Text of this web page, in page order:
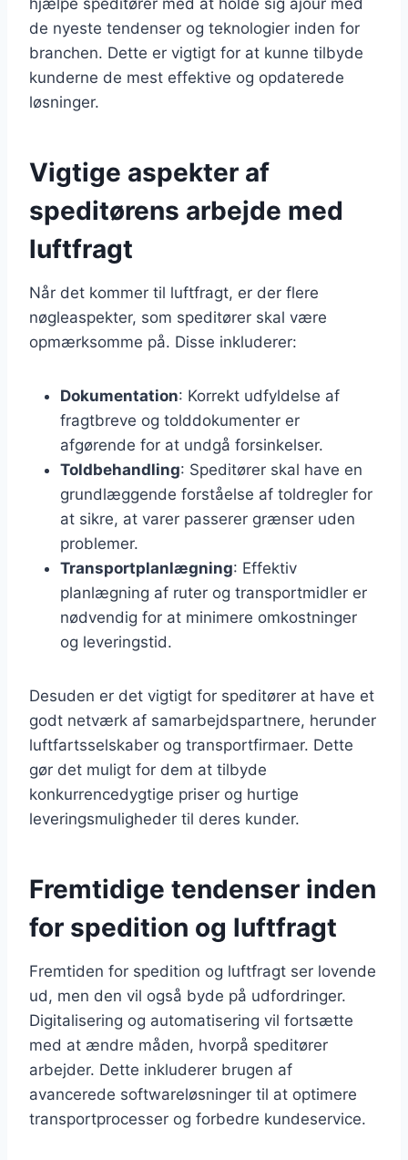
de nyeste tendenser og teknologier inden for
branchen. Dette er vigtigt for at kunne tilbyde
kunderne de mest effektive og opdaterede
løsninger.
Vigtige aspekter af
speditørens arbejde med
luftfragt
Når det kommer til luftfragt, er der flere
nøgleaspekter, som speditører skal være
opmærksomme på. Disse inkluderer:
Dokumentation: Korrekt udfyldelse af
fragtbreve og tolddokumenter er
afgørende for at undgå forsinkelser.
Toldbehandling: Speditører skal have en
grundlæggende forståelse af toldregler for
at sikre, at varer passerer grænser uden
problemer.
Transportplanlægning: Effektiv
planlægning af ruter og transportmidler er
nødvendig for at minimere omkostninger
og leveringstid.
Desuden er det vigtigt for speditører at have et
godt netværk af samarbejdspartnere, herunder
luftfartsselskaber og transportfirmaer. Dette
gør det muligt for dem at tilbyde
konkurrencedygtige priser og hurtige
leveringsmuligheder til deres kunder.
Fremtidige tendenser inden
for spedition og luftfragt
Fremtiden for spedition og luftfragt ser lovende
ud, men den vil også byde på udfordringer.
Digitalisering og automatisering vil fortsætte
med at ændre måden, hvorpå speditører
arbejder. Dette inkluderer brugen af
avancerede softwareløsninger til at optimere
transportprocesser og forbedre kundeservice.